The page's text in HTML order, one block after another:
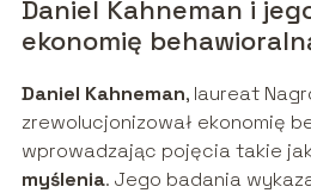
Daniel Kahneman i
ekonomię
Daniel Kahneman, laureat
zrewolucjonizował ekonomię
wprowadzając pojęcia takie
myślenia. Jego badania